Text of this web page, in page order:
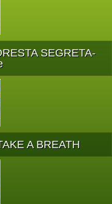
SEGRETA-
A BREATH